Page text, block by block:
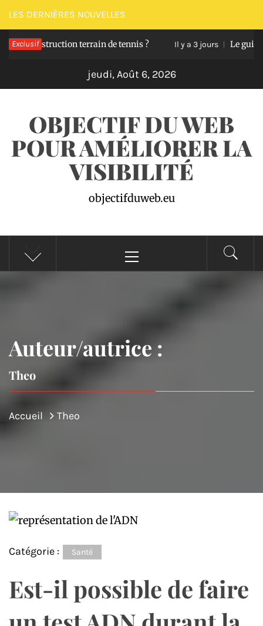
Passer
au
contenu
LES DERNIÈRES NOUVELLES
Exclusif terrain de tennis ? Il y a 3 jours Le guide pour
jeudi, Août 6, 2026
OBJECTIF DU WEB
POUR AMÉLIORER LA
VISIBILITÉ
objectifduweb.eu
principal
Auteur/autrice :
Theo
Accueil Theo
Catégorie : Santé
Est-il possible de faire